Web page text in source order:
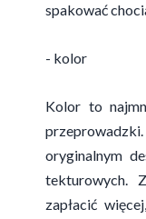
spakować
- kolor
Kolor to
oryginalnym
tekturowych.
zapłacić